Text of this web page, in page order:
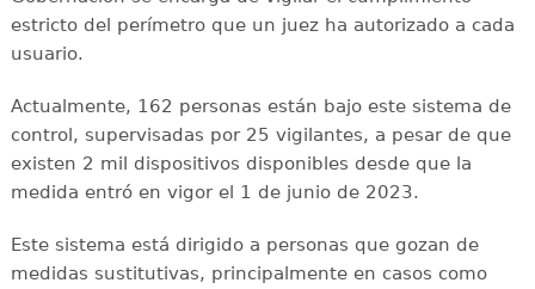
estricto del perímetro que un juez ha autorizado a cada
usuario.
Actualmente, 162 personas están bajo este sistema de
control, supervisadas por 25 vigilantes, a pesar de que
existen 2 mil dispositivos disponibles desde que la
medida entró en vigor el 1 de junio de 2023.
Este sistema está dirigido a personas que gozan de
medidas sustitutivas, principalmente en casos como